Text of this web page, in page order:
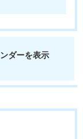
ダーを表示